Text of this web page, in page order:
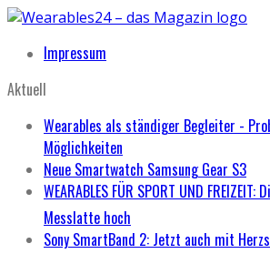
Impressum
Aktuell
Wearables als ständiger Begleiter -
Möglichkeiten
Neue Smartwatch Samsung Gear S3
WEARABLES FÜR SPORT UND
Messlatte hoch
Sony SmartBand 2: Jetzt auch mit